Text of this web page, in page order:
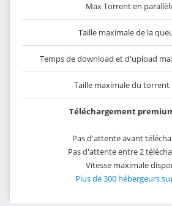
Max Torrent en
Taille maximale de la
Temps de download et d'upload
Taille maximale du torrent
Téléchargement
Pas d'attente avant
Pas d'attente entre 2
Vitesse maximale
Plus de 300 hébergeurs